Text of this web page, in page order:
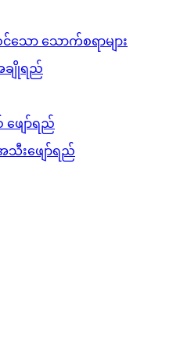
ော သောက်စရာများ
ချိုရည်
ျော်ရည်
းဖျော်ရည်